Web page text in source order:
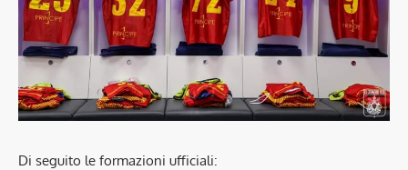
Di seguito le formazioni ufficiali: